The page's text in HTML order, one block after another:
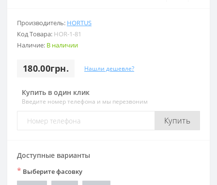
Производитель: HORTUS
Код Товара: HOR-1-81
Наличие: В наличии
180.00грн. Нашли дешевле?
Купить в один клик
Введите номер телефона и мы перезвоним
Купить
Доступные варианты
* Выберите фасовку